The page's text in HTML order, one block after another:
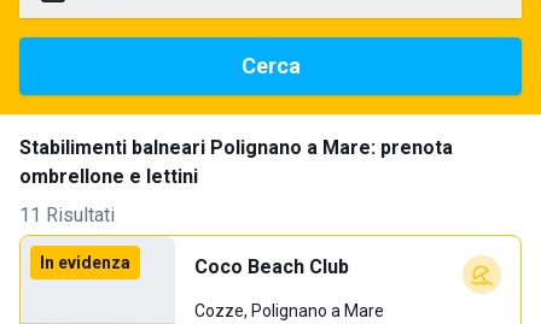
Cerca
Stabilimenti balneari Polignano a Mare: prenota
ombrellone e lettini
11 Risultati
In evidenza Coco Beach Club
Cozze, Polignano a Mare